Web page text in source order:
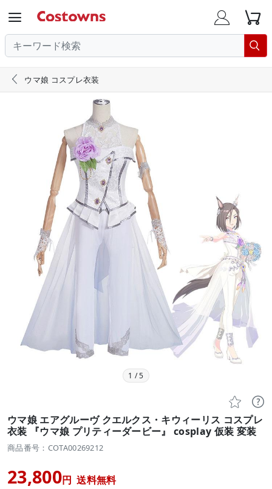
  

 ウマ娘 コスプレ衣装
1 /5
 
ウマ娘 エアグルーヴ クエルクス・キウィーリス コスプレ
衣装 『ウマ娘 プリティーダービー』 cosplay 仮装 変装
商品番号：COTA00269212
23,800円 送料無料